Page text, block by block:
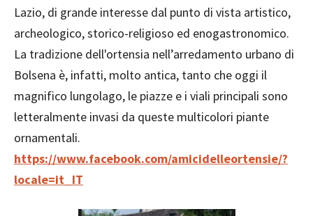
Lazio, di grande interesse dal punto di vista artistico,
archeologico, storico-religioso ed enogastronomico.
La tradizione dell'ortensia nell’arredamento urbano di
Bolsena è, infatti, molto antica, tanto che oggi il
magnifico lungolago, le piazze e i viali principali sono
letteralmente invasi da queste multicolori piante
ornamentali.
https://www.facebook.com/amicidelleortensie/?
locale=it_IT